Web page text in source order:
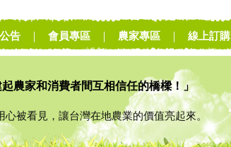
農家和消費者間互相信任的橋樑！」
見，讓台灣在地農業的價值亮起來。
告 會員專區 農家專區 線上訂購